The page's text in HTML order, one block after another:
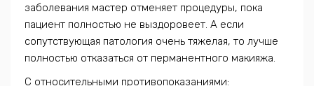
заболевания мастер отменяет процедуры, пока
пациент полностью не выздоровеет. А если
сопутствующая патология очень тяжелая, то лучше
полностью отказаться от перманентного макияжа.
С относительными противопоказаниями: